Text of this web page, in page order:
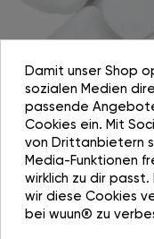
Gewicht
1kg
Damit unser Shop
sozialen Medien
passende
Cookies ein. Mit
von Drittanbietern
Media-Funktionen
wirklich zu dir
wir diese Cookies
bei wuun® zu